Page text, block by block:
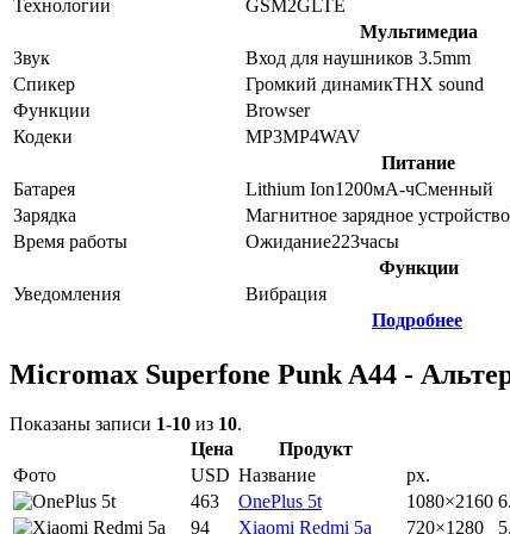
Технологии GSM 2G LTE
Мультимедиа
Звук
Вход для наушников 3.5mm
Спикер
Громкий динамикTHX sound
Функции
Browser
Кодеки
MP3MP4WAV
Питание
Батарея
Lithium Ion1200мА-чСменный
Зарядка
Магнитное зарядное устройство
Время работы
Ожидание223часы
Функции
Уведомления
Вибрация
Подробнее
Micromax Superfone Punk A44 -
Показаны записи 1-10 из 10.
Цена
Продукт
Фото
USD Название px.
463 OnePlus 5t 1080×2160
94
Xiaomi Redmi 5a 720×1280